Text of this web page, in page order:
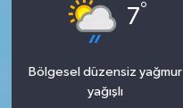
7°
Bölgesel düzensiz yağmur
yağışlı